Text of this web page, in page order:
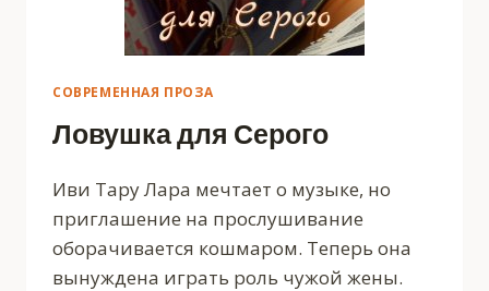
СОВРЕМЕННАЯ ПРОЗА
Ловушка для Серого
Иви Тару Лара мечтает о музыке, но
приглашение на прослушивание
оборачивается кошмаром. Теперь она
вынуждена играть роль чужой жены.